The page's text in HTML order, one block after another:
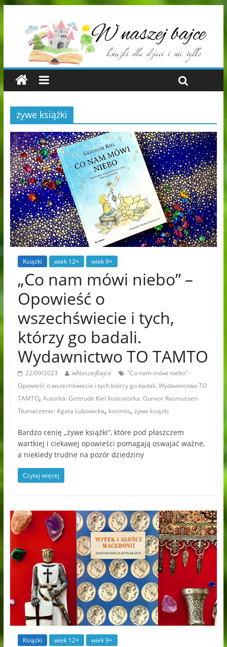
żywe książki
Książki wiek 12+ wiek 9+
„Co nam mówi niebo” –
Opowieść o
wszechświecie i tych,
którzy go badali.
Wydawnictwo TO TAMTO
22/09/2023 wNaszejBajce
"Co nam mówi niebo" -
Opowieść o wszechświecie i tych którzy go badali. Wydawnictwo TO
TAMTO, Autorka: Gertrude Kiel Ilustratorka: Gunvor Rasmussen
Tłumaczenie: Agata Lubowicka, kosmos, żywe książki
Bardzo cenię „żywe książki”, które pod płaszczem
wartkiej i ciekawej opowieści pomagają oswajać ważne,
a niekiedy trudne na pozór dziedziny
Czytaj więcej
Książki wiek 12+ wiek 9+